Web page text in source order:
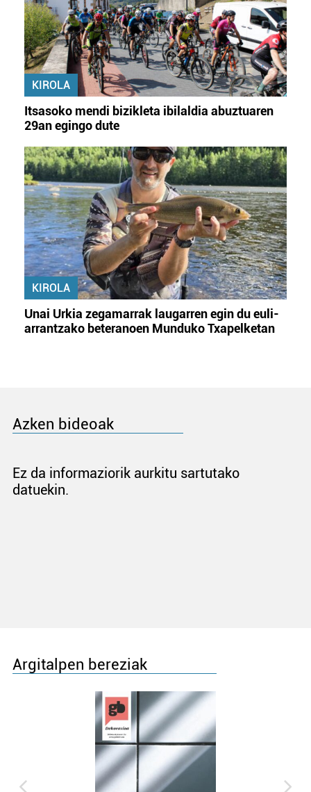
KIROLA
Itsasoko mendi bizikleta ibilaldia abuztuaren
29an egingo dute
KIROLA
Unai Urkia zegamarrak laugarren egin du euli-
arrantzako beteranoen Munduko Txapelketan
Azken bideoak
Ez da informaziorik aurkitu sartutako
datuekin.
Argitalpen bereziak